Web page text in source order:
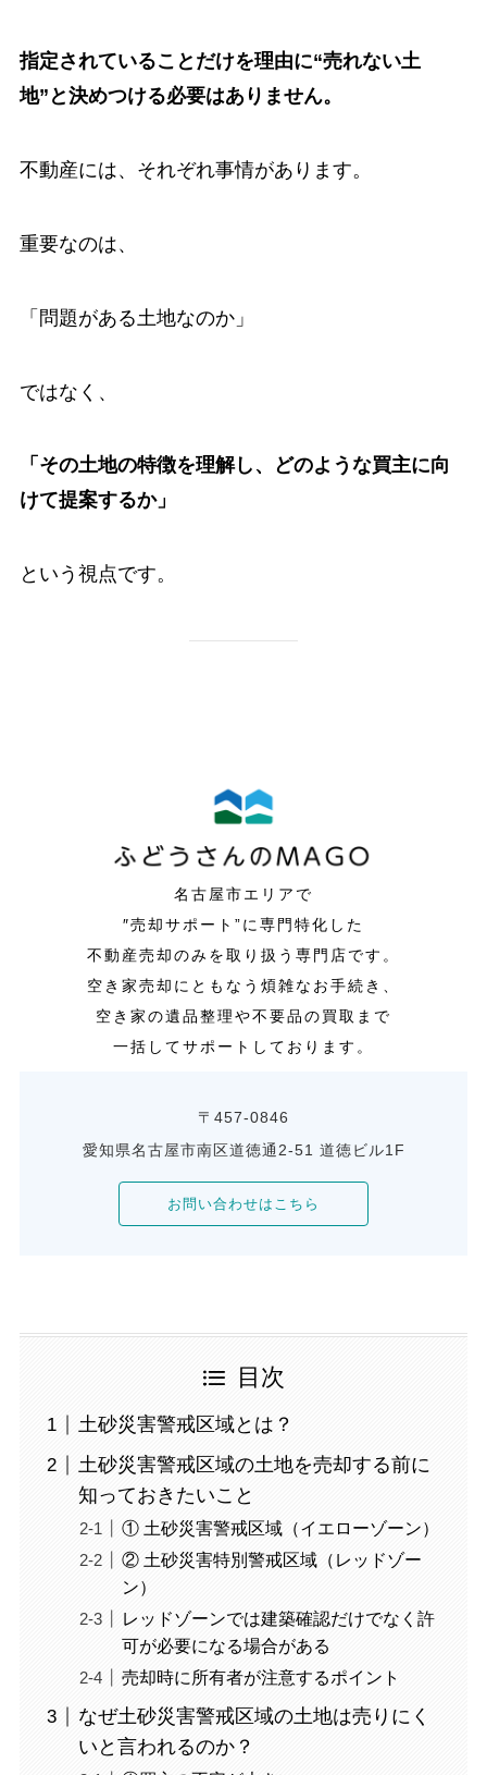
指定されていることだけを理由に“売れない土
地”と決めつける必要はありません。
不動産には、それぞれ事情があります。
重要なのは、
「問題がある土地なのか」
ではなく、
「その土地の特徴を理解し、どのような買主に向
けて提案するか」
という視点です。
名古屋市エリアで
″売却サポート”に専門特化した
不動産売却のみを取り扱う専門店です。
空き家売却にともなう煩雑なお手続き、
空き家の遺品整理や不要品の買取まで
一括してサポートしております。
〒457-0846
愛知県名古屋市南区道徳通2-51 道徳ビル1F
お問い合わせはこちら
目次
土砂災害警戒区域とは？
土砂災害警戒区域の土地を売却する前に
知っておきたいこと
① 土砂災害警戒区域（イエローゾーン）
② 土砂災害特別警戒区域（レッドゾー
ン）
レッドゾーンでは建築確認だけでなく許
可が必要になる場合がある
売却時に所有者が注意するポイント
なぜ土砂災害警戒区域の土地は売りにく
いと言われるのか？